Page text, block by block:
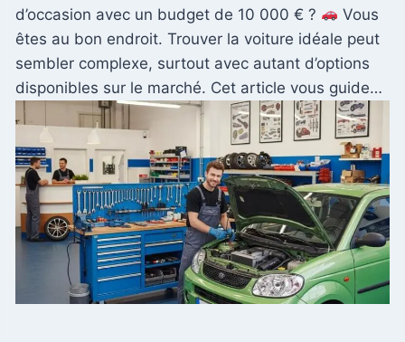
d’occasion avec un budget de 10 000 € ?
Vous
êtes au bon endroit. Trouver la voiture idéale peut
sembler complexe, surtout avec autant d’options
disponibles sur le marché. Cet article vous guide…